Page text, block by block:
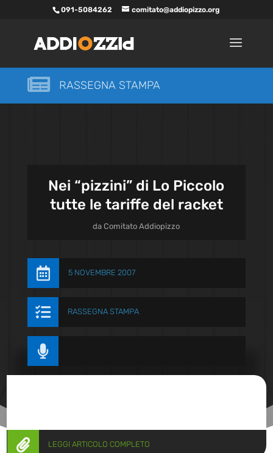
091-5084262 comitato@addiopizzo.org
 RASSEGNA STAMPA
Nei “pizzini” di Lo Piccolo
tutte le tariffe del racket
daComitato Addiopizzo
 5 NOVEMBRE 2007
 RASSEGNA STAMPA

 LEGGI ARTICOLO COMPLETO